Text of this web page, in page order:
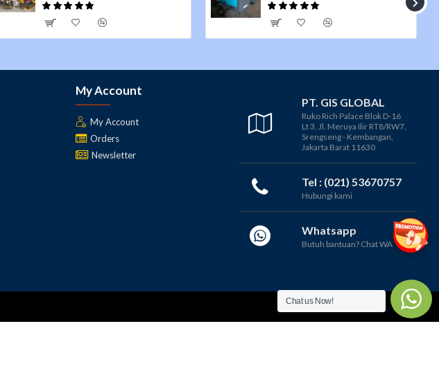
My Account
My Account
Orders
Newsletter
PT. GIS GLOBAL
Ruko Rich Palace Blok D-16
Lt 3, Jl. Meruya Ilir RT8/RW7,
Srengseng - Kembangan,
Jakarta Barat 11630
Tel : (021) 53670757
Hubungi kami
Whatsapp
Butuh bantuan? Chat WA
Chat us Now!